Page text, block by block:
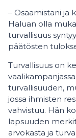
– Osaamistani ja
Haluan olla
turvallisuus
päätösten
Turvallisuus on
turvallisuuden,
jossa ihmisten
vahvistuu. Hän
lapsuuden
arvokasta ja